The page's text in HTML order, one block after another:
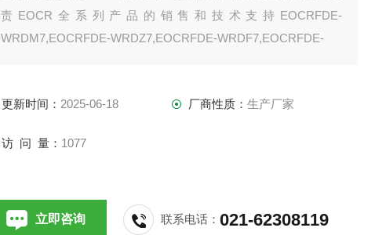
责EOCR全系列产品的销售和技术支持EOCRFDE-
WRDM7,EOCRFDE-WRDZ7,EOCRFDE-WRDF7,EOCRFDE-
更新时间： 2025-06-18 厂商性质： 生产厂家
访 问 量： 1077
立即咨询 联系电话：021-62308119